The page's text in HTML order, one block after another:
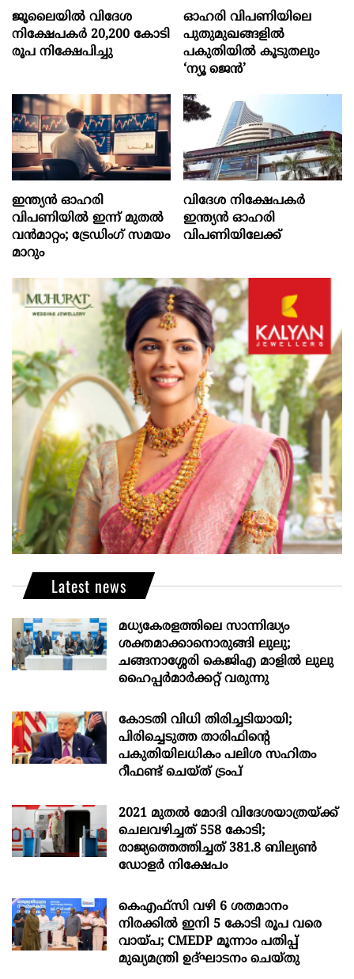
ജൂലൈയില്‍ വിദേശ
നിക്ഷേപകര്‍ 20,200 കോടി
രൂപ നിക്ഷേപിച്ചു
ഓഹരി വിപണിയിലെ
പുതുമുഖങ്ങളിൽ
പകുതിയിൽ കൂടുതലും
‘ന്യൂ ജെൻ’
ഇന്ത്യൻ ഓഹരി
വിപണിയിൽ ഇന്ന് മുതൽ
വൻമാറ്റം; ട്രേഡിംഗ് സമയം
മാറും
വിദേശ നിക്ഷേപകര്‍
ഇന്ത്യൻ ഓഹരി
വിപണിയിലേക്ക്
Latest news
മധ്യകേരളത്തിലെ സാന്നിദ്ധ്യം
ശക്തമാക്കാനൊരുങ്ങി ലുലു;
ചങ്ങനാശ്ശേരി കെജിഎ മാളിൽ ലുലു
ഹൈപ്പർമാർക്കറ്റ് വരുന്നു
കോടതി വിധി തിരിച്ചടിയായി;
പിരിച്ചെടുത്ത താരിഫിന്‍റെ
പകുതിയിലധികം പലിശ സഹിതം
റീഫണ്ട് ചെയ്ത് ട്രംപ്
2021 മുതൽ മോദി വിദേശയാത്രയ്ക്ക്
ചെലവഴിച്ചത് 558 കോടി;
രാജ്യത്തെത്തിച്ചത് 381.8 ബില്യൺ
ഡോളർ നിക്ഷേപം
കെഎഫ്സി വഴി 6 ശതമാനം
നിരക്കിൽ ഇനി 5 കോടി രൂപ വരെ
വായ്പ; CMEDP മൂന്നാം പതിപ്പ്
മുഖ്യമന്ത്രി ഉദ്ഘാടനം ചെയ്തു